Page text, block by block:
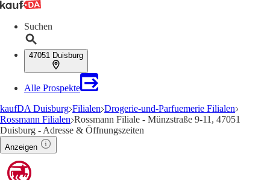
Suchen
47051 Duisburg
Alle Prospekte
kaufDA Duisburg Filialen Drogerie-und-Parfuemerie Filialen
Rossmann Filialen Rossmann Filiale - Münzstraße 9-11, 47051
Duisburg - Adresse & Öffnungszeiten
Anzeigen